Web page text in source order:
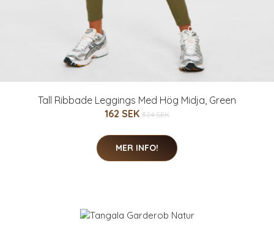
Tall Ribbade Leggings Med Hög Midja, Green
162 SEK 324 SEK
MER INFO!